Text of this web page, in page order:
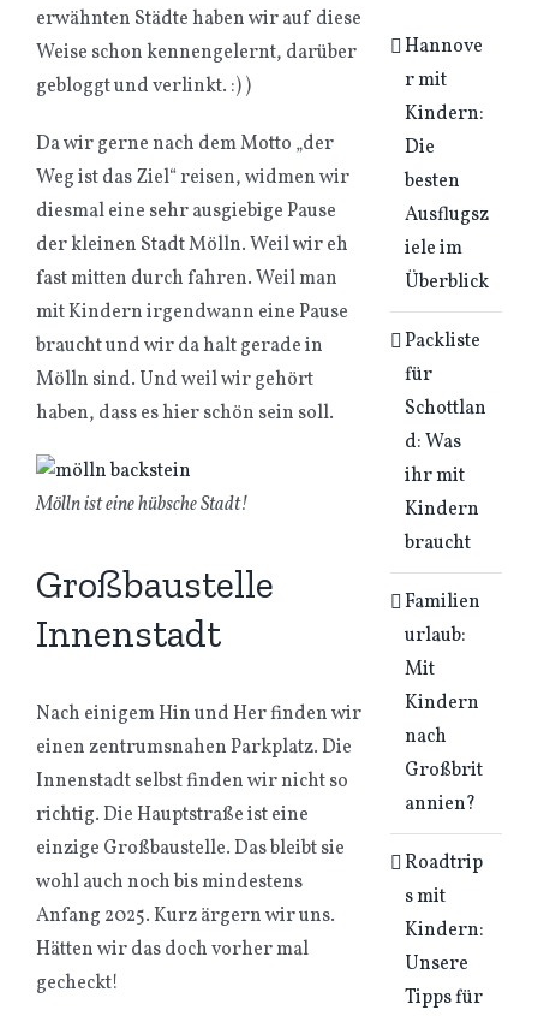
erwähnten Städte haben wir auf diese
Weise schon kennengelernt, darüber
gebloggt und verlinkt. :) )
Da wir gerne nach dem Motto „der
Weg ist das Ziel“ reisen, widmen wir
diesmal eine sehr ausgiebige Pause
der kleinen Stadt Mölln. Weil wir eh
fast mitten durch fahren. Weil man
mit Kindern irgendwann eine Pause
braucht und wir da halt gerade in
Mölln sind. Und weil wir gehört
haben, dass es hier schön sein soll.
Mölln ist eine hübsche Stadt!
Großbaustelle
Innenstadt
Nach einigem Hin und Her finden wir
einen zentrumsnahen Parkplatz. Die
Innenstadt selbst finden wir nicht so
richtig. Die Hauptstraße ist eine
einzige Großbaustelle. Das bleibt sie
wohl auch noch bis mindestens
Anfang 2025. Kurz ärgern wir uns.
Hätten wir das doch vorher mal
gecheckt!
Hannove
r mit
Kindern:
Die
besten
Ausflugsz
iele im
Überblick
Packliste
für
Schottlan
d: Was
ihr mit
Kindern
braucht
Familien
urlaub:
Mit
Kindern
nach
Großbrit
annien?
Roadtrip
s mit
Kindern:
Unsere
Tipps für